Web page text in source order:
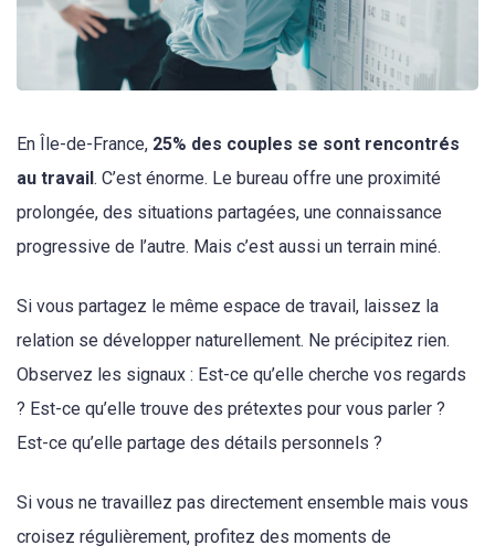
En Île-de-France, 25% des couples se sont rencontrés
au travail. C’est énorme. Le bureau offre une proximité
prolongée, des situations partagées, une connaissance
progressive de l’autre. Mais c’est aussi un terrain miné.
Si vous partagez le même espace de travail, laissez la
relation se développer naturellement. Ne précipitez rien.
Observez les signaux : Est-ce qu’elle cherche vos regards
? Est-ce qu’elle trouve des prétextes pour vous parler ?
Est-ce qu’elle partage des détails personnels ?
Si vous ne travaillez pas directement ensemble mais vous
croisez régulièrement, profitez des moments de